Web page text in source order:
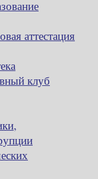
аттестация
клуб